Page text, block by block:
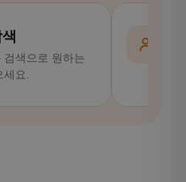
검색으로 원하는
세요.